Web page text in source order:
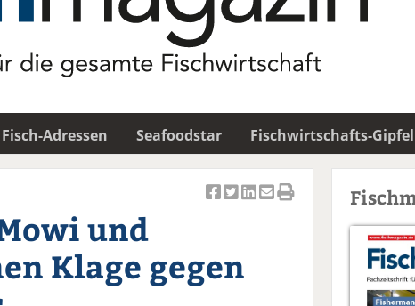
Fisch-Adressen Seafoodstar Fischwirtschafts-Gipfel
elelel
und
Klage gegen